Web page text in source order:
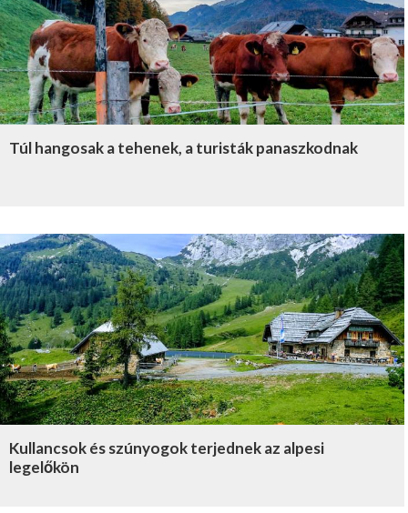
Túl hangosak a tehenek, a turisták panaszkodnak
Kullancsok és szúnyogok terjednek az alpesi
legelőkön